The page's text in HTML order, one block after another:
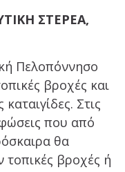
ΣΤΕΡΕΑ,
Πελοπόννησο
βροχές και
Στις
που από
θα
βροχές ή